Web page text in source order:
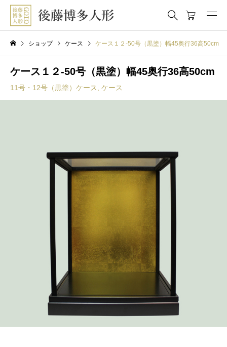
ショップ ケース ケース１２-50号（黒塗）幅45奥行36高50cm
ケース１２-50号（黒塗）幅45奥行36高50cm
11号・12号（黒塗）ケース ケース